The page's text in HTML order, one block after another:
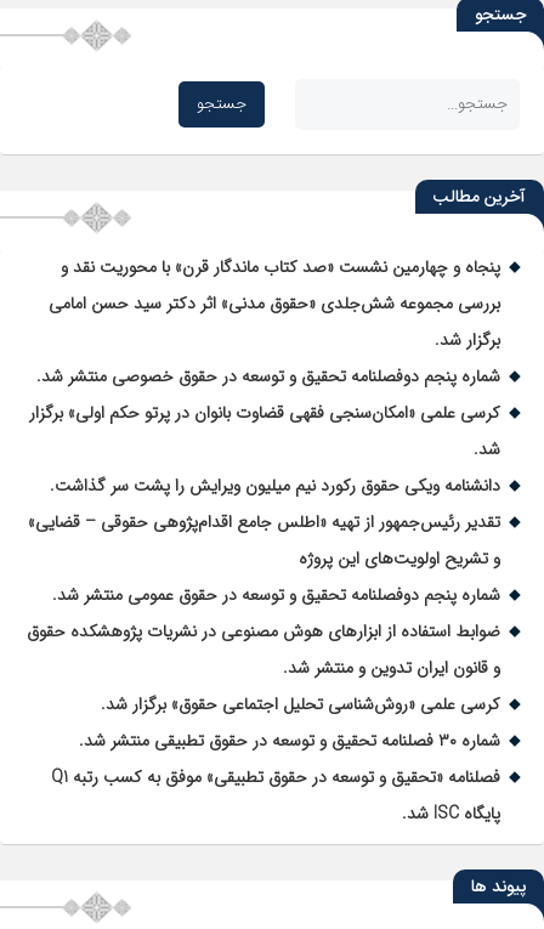
جستجو
آخرین مطالب
پنجاه و چهارمین نشست «صد کتاب ماندگار قرن» با محوریت نقد و
بررسی مجموعه شش‌جلدی «حقوق مدنی» اثر دکتر سید حسن امامی
برگزار شد.
شماره پنجم دوفصلنامه تحقیق و توسعه در حقوق خصوصی منتشر شد.
کرسی علمی «امکان‌سنجی فقهی قضاوت بانوان در پرتو حکم اولی» برگزار
شد.
دانشنامه ویکی حقوق رکورد نیم میلیون ویرایش را پشت سر گذاشت.
تقدیر رئیس‌جمهور از تهیه «اطلس جامع اقدام‌پژوهی حقوقی – قضایی»
و تشریح اولویت‌های این پروژه
شماره پنجم دوفصلنامه تحقیق و توسعه در حقوق عمومی منتشر شد.
ضوابط استفاده از ابزارهای هوش مصنوعی در نشریات پژوهشکده حقوق
و قانون ایران تدوین و منتشر شد.
کرسی علمی «روش‌شناسی تحلیل اجتماعی حقوق» برگزار شد.
شماره ۳۰ فصلنامه تحقیق و توسعه در حقوق تطبیقی منتشر شد.
فصلنامه «تحقیق و توسعه در حقوق تطبیقی» موفق به کسب رتبه Q1
پایگاه ISC شد.
پیوند ها